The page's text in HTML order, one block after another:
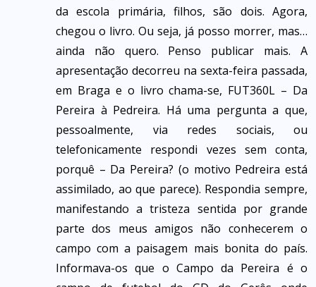
da escola primária, filhos, são dois. Agora,
chegou o livro. Ou seja, já posso morrer, mas…
ainda não quero. Penso publicar mais. A
apresentação decorreu na sexta-feira passada,
em Braga e o livro chama-se, FUT360L – Da
Pereira à Pedreira. Há uma pergunta a que,
pessoalmente, via redes sociais, ou
telefonicamente respondi vezes sem conta,
porquê – Da Pereira? (o motivo Pedreira está
assimilado, ao que parece). Respondia sempre,
manifestando a tristeza sentida por grande
parte dos meus amigos não conhecerem o
campo com a paisagem mais bonita do país.
Informava-os que o Campo da Pereira é o